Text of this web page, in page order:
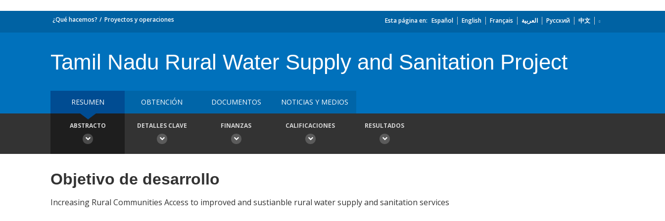
¿Qué hacemos? Proyectos y operaciones Esta página en: Español English Français العربية Русский 中文
Tamil Nadu Rural Water Supply and Sanitation Project
RESUMEN OBTENCIÓN DOCUMENTOS NOTICIAS Y MEDIOS
ABSTRACTO DETALLES CLAVE FINANZAS CALIFICACIONES RESULTADOS
Objetivo de desarrollo
Increasing Rural Communities Access to improved and sustianble rural water supply and sanitation services